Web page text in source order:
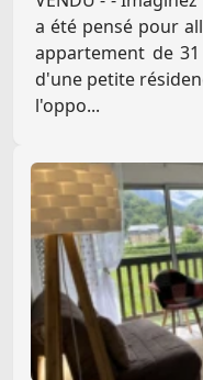
a été pensé pour
appartement de
d'une petite
l'oppo...